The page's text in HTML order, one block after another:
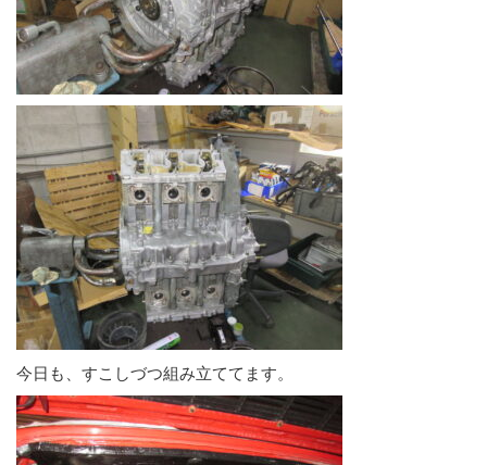
今日も、すこしづつ組み立ててます。